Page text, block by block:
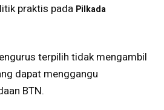
praktis pada Pilkada
terpilih tidak mengambil
dapat menggangu
BTN.